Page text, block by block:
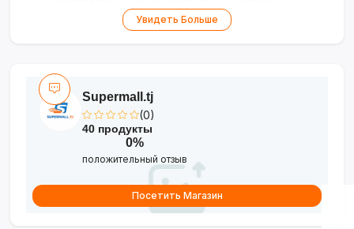
— нержавеющая сталь
Максимум витаминов без лишних усилий:
мощная соковыжималка с широким горлом
для цельных фруктов и овощей.
Увидеть Больше
Supermall.tj
(0)
40 продукты
0%
положительный отзыв
Посетить Магазин